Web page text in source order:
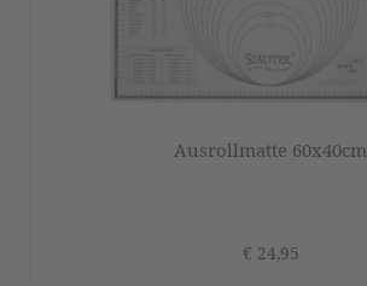
Ausrollmatte 60x40cm
€ 24,95